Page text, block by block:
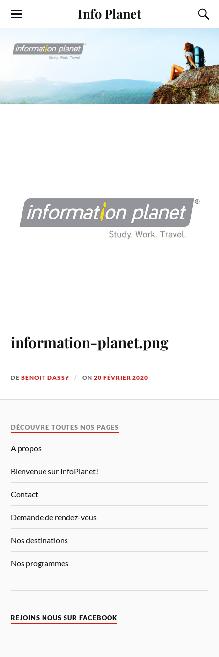
Info Planet
information-planet.png
DEBENOIT DASSY ON20 FÉVRIER 2020
DÉCOUVRE TOUTES NOS PAGES
A propos
Bienvenue sur InfoPlanet!
Contact
Demande de rendez-vous
Nos destinations
Nos programmes
REJOINS NOUS SUR FACEBOOK